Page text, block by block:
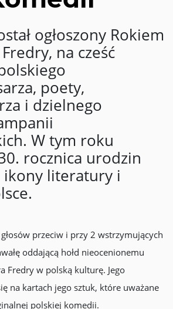
ogłoszony Rokiem
na cześć
poety,
i dzielnego
W tym roku
rocznica urodzin
ikony literatury i
przeciw i przy 2 wstrzymujących
oddającą hołd nieocenionemu
Fredry w polską kulturę. Jego
na kartach jego sztuk, które uważane
polskiej komedii.